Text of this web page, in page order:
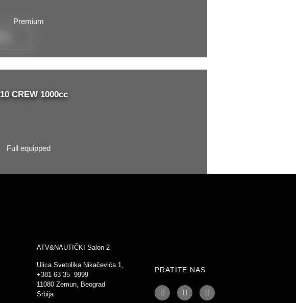
Premium
CREW 1000cc
Full equipped
ATV&NAUTIČKI Salon 2
Ulica Svetolika Nikačevića 1,
+381 63 35 9999
11080 Zemun, Beograd
Srbija
PRATITE NAS